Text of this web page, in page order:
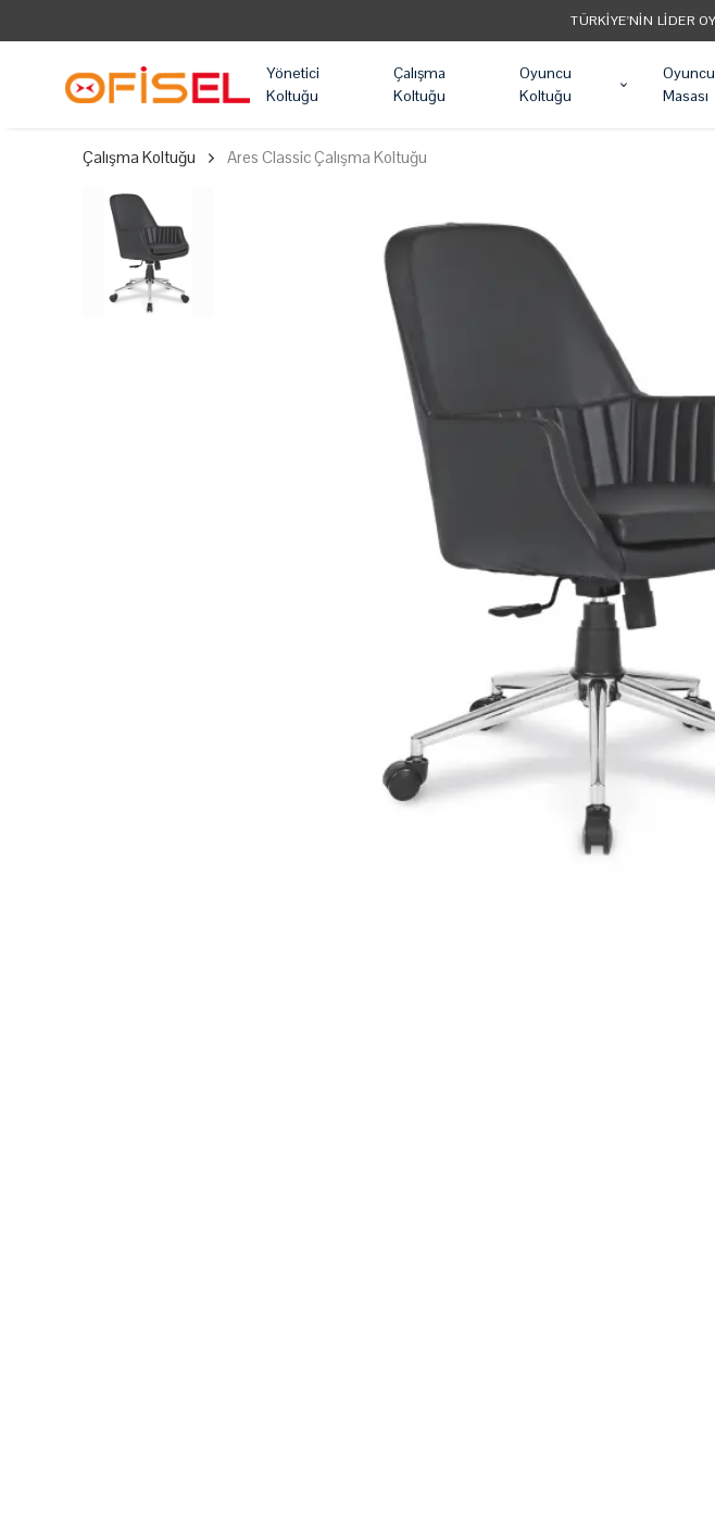
Yönetici
Koltuğu
Çalışma
Koltuğu
Oyuncu
Koltuğu
Oyuncu
Masası
Çalışma Koltuğu Ares Classic Çalışma Koltuğu